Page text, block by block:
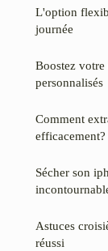
L'option
journée
Boostez
personnalisés
Comment
efficacement?
Sécher son
Astuces
réussi